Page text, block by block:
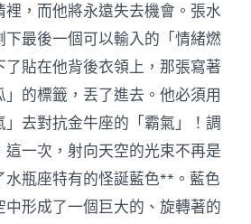
，而他將永遠失去機會。張水
最後一個可以輸入的「情緒燃
貼在他背後衣領上，那張寫著
」的標籤，丟了進去。他必須用
」去對抗金牛座的「霸氣」！調
一次，射向天空的光束不再是
水瓶座特有的怪誕藍色**。藍色
形成了一個巨大的、旋轉著的